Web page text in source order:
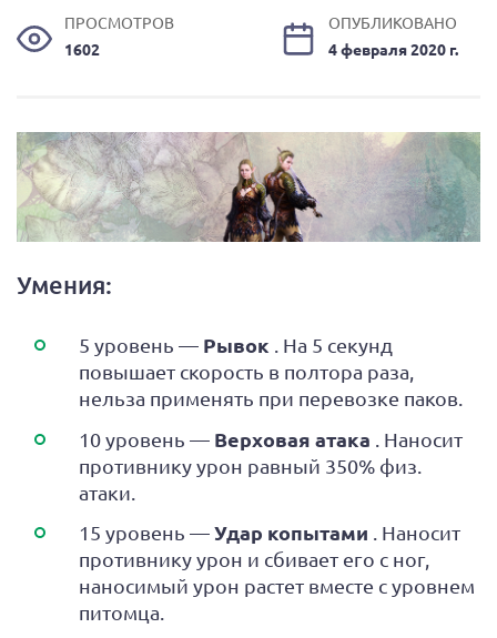
ПРОСМОТРОВ
1602
ОПУБЛИКОВАНО
4 февраля 2020 г.
Умения:
5 уровень — Рывок
. На 5 секунд
повышает скорость в полтора раза,
нельза применять при перевозке паков.
10 уровень — Верховая атака
. Наносит
противнику урон равный 350% физ.
атаки.
15 уровень —Удар копытами
. Наносит
противнику урон и сбивает его с ног,
наносимый урон растет вместе с уровнем
питомца.